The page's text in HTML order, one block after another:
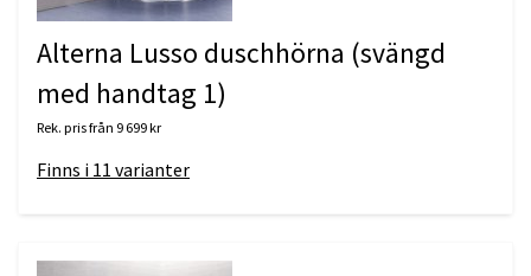
Alterna Lusso duschhörna (svängd
med handtag 1)
Rek. pris från 9 699 kr
Finns i 11 varianter